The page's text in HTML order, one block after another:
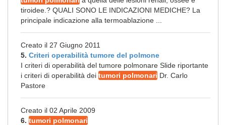
tiroidee.? QUALI SONO LE INDICAZIONI MEDICHE? La
principale indicazione alla termoablazione ...
Creato il 27 Giugno 2011
5. Criteri operabilità tumore del polmone
I criteri di operabilità del tumore polmonare Slide riportante
i criteri di operabilità dei tumori polmonari Dr. Carlo
Pastore
Creato il 02 Aprile 2009
6. tumori polmonari